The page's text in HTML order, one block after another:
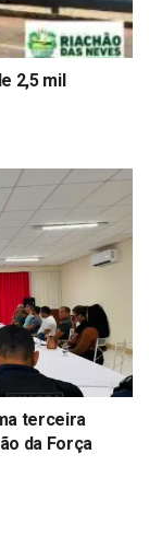
2,5 mil
terceira
da Força